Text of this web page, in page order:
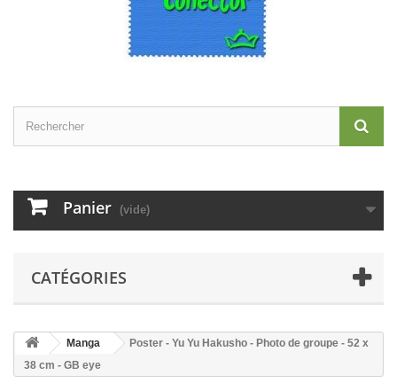
Panier (vide)
CATÉGORIES
Manga
Poster - Yu Yu Hakusho - Photo de groupe - 52 x
38 cm - GB eye